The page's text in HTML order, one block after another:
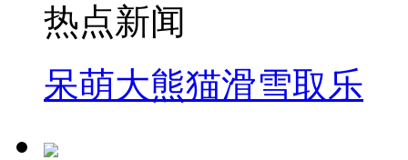
热点新闻
呆萌大熊猫滑雪取乐